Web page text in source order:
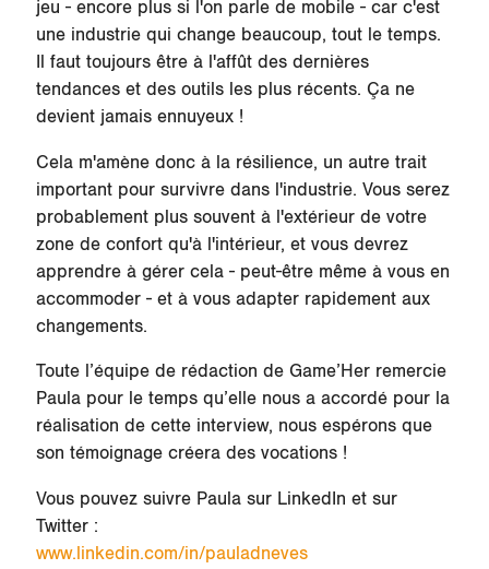
jeu - encore plus si l'on parle de mobile - car c'est
une industrie qui change beaucoup, tout le temps.
Il faut toujours être à l'affût des dernières
tendances et des outils les plus récents. Ça ne
devient jamais ennuyeux !
Cela m'amène donc à la résilience, un autre trait
important pour survivre dans l'industrie. Vous serez
probablement plus souvent à l'extérieur de votre
zone de confort qu'à l'intérieur, et vous devrez
apprendre à gérer cela - peut-être même à vous en
accommoder - et à vous adapter rapidement aux
changements.
Toute l’équipe de rédaction de Game’Her remercie
Paula pour le temps qu’elle nous a accordé pour la
réalisation de cette interview, nous espérons que
son témoignage créera des vocations !
Vous pouvez suivre Paula sur LinkedIn et sur
Twitter :
​​​​​​​www.linkedin.com/in/pauladneves